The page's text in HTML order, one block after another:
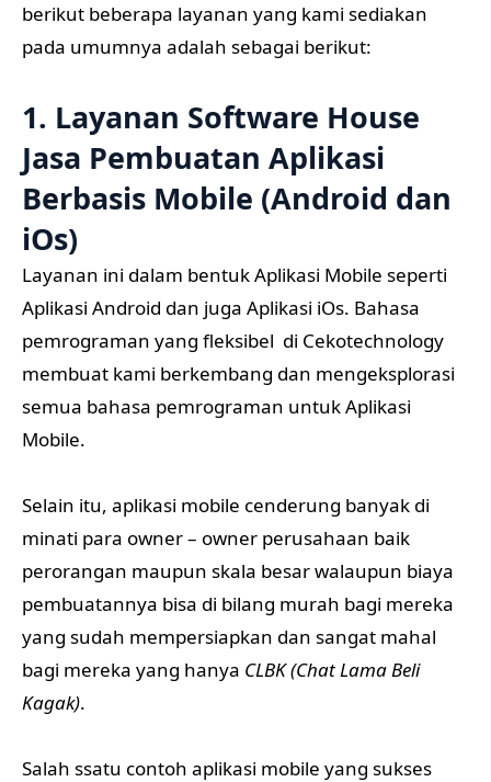
berikut beberapa layanan yang kami sediakan
pada umumnya adalah sebagai berikut:
1. Layanan Software House
Jasa Pembuatan Aplikasi
Berbasis Mobile (Android dan
iOs)
Layanan ini dalam bentuk Aplikasi Mobile seperti
Aplikasi Android dan juga Aplikasi iOs. Bahasa
pemrograman yang fleksibel di Cekotechnology
membuat kami berkembang dan mengeksplorasi
semua bahasa pemrograman untuk Aplikasi
Mobile.
Selain itu, aplikasi mobile cenderung banyak di
minati para owner – owner perusahaan baik
perorangan maupun skala besar walaupun biaya
pembuatannya bisa di bilang murah bagi mereka
yang sudah mempersiapkan dan sangat mahal
bagi mereka yang hanya CLBK (Chat Lama Beli
Kagak).
Salah ssatu contoh aplikasi mobile yang sukses